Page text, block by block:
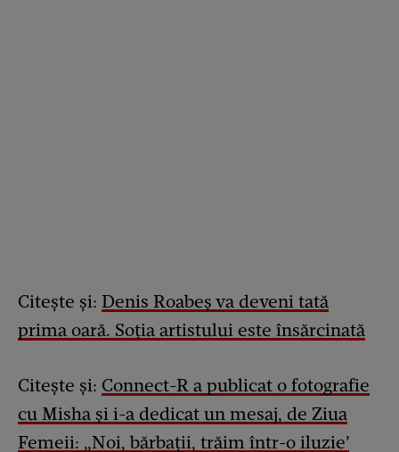
Citește și: Denis Roabeș va deveni tată
prima oară. Soția artistului este însărcinată
Citește și: Connect-R a publicat o fotografie
cu Misha și i-a dedicat un mesaj, de Ziua
Femeii: „Noi, bărbații, trăim într-o iluzie’